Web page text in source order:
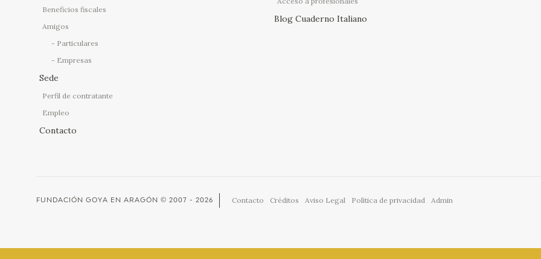
Beneficios fiscales
Amigos
Particulares
Empresas
Sede
Perfil de contratante
Empleo
Contacto
Blog Cuaderno Italiano
FUNDACIÓN GOYA EN ARAGÓN © 2007 - 2026 Contacto Créditos Aviso Legal Política de privacidad Admin